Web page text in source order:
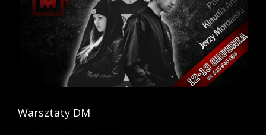
Warsztaty DM